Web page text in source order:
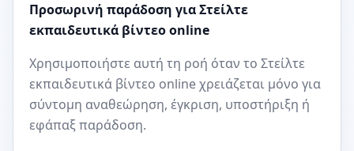
Προσωρινή παράδοση για Στείλτε
εκπαιδευτικά βίντεο online
Χρησιμοποιήστε αυτή τη ροή όταν το Στείλτε
εκπαιδευτικά βίντεο online χρειάζεται μόνο για
σύντομη αναθεώρηση, έγκριση, υποστήριξη ή
εφάπαξ παράδοση.